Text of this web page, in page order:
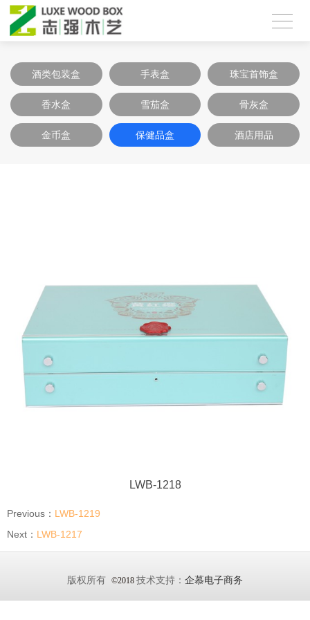
酒类包装盒 手表盒 珠宝首饰盒
香水盒 雪茄盒 骨灰盒
金币盒 保健品盒 酒店用品
LWB-1218
Previous： LWB-1219
Next： LWB-1217
版权所有 ©2018 技术支持： 企慕电子商务